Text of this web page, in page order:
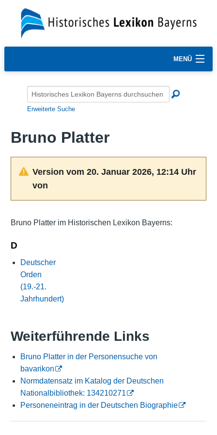
MENÜ
Erweiterte Suche
Bruno Platter
Version vom 20. Januar 2026, 12:14 Uhr
von
Bruno Platter im Historischen Lexikon Bayerns:
D
Deutscher
Orden
(19.-21.
Jahrhundert)
Weiterführende Links
Bruno Platter in der Personensuche von
bavarikon
Normdatensatz im Katalog der Deutschen
Nationalbibliothek: 134210271
Personeneintrag in der Deutschen Biographie